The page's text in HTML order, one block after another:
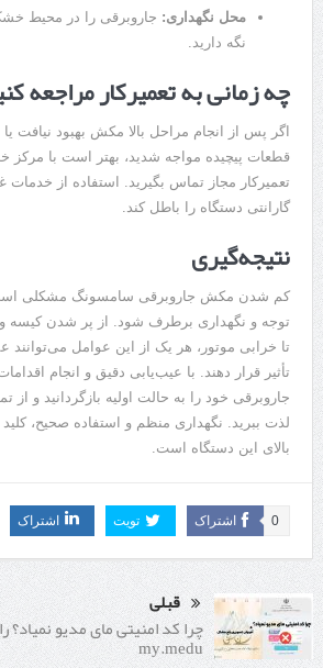
محل نگهداری: جاروبرقی را در محیط
نگه دارید.
چه زمانی به تعمیرکار مراجعه
اگر پس از انجام مراحل بالا مکش بهبود نیافت یا
قطعات پیچیده مواجه شدید، بهتر است با مرکز
تعمیرکار مجاز تماس بگیرید. استفاده از
گارانتی دستگاه را باطل کند.
نتیجه‌گیری
کم شدن مکش جاروبرقی سامسونگ مشکلی
توجه و نگهداری برطرف شود. از پر شدن کیسه و
تا خرابی موتور، هر یک از این عوامل می‌توانند
تأثیر قرار دهند. با عیب‌یابی دقیق و انجام
جاروبرقی خود را به حالت اولیه بازگردانید و از
لذت ببرید. نگهداری منظم و استفاده صحیح،
بالای این دستگاه است.
اشتراک 0 تویت اشتراک
قبلی
چرا کد امنیتی مای مدیو نمیاد؟
my.medu